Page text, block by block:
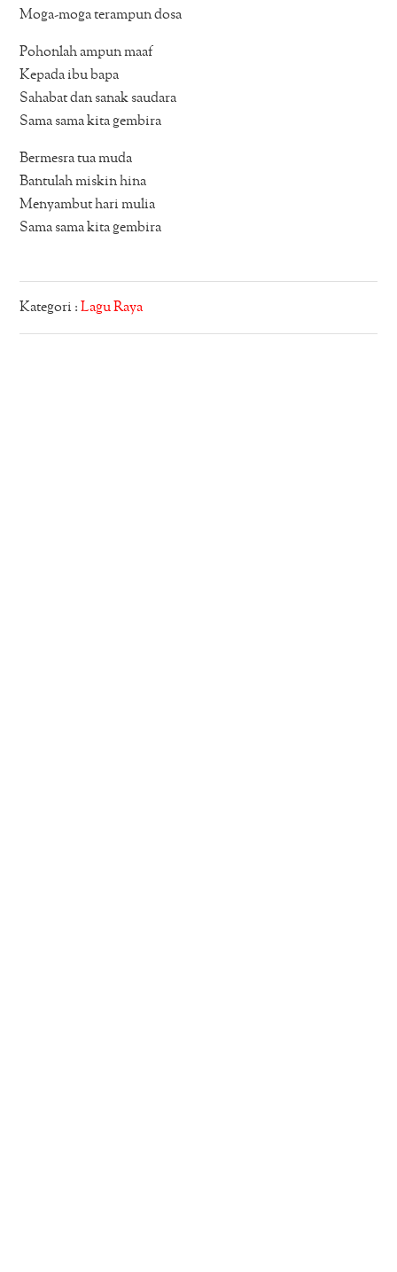
Moga-moga terampun dosa
Pohonlah ampun maaf
Kepada ibu bapa
Sahabat dan sanak saudara
Sama sama kita gembira
Bermesra tua muda
Bantulah miskin hina
Menyambut hari mulia
Sama sama kita gembira
Kategori :Lagu Raya